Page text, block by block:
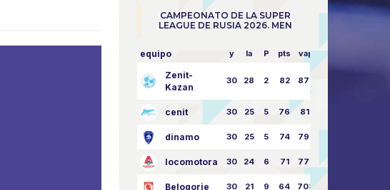
CAMPEONATO DE LA SUPER
LEAGUE DE RUSIA 2026. MEN
equipo y la P pts vapor
Zenit-
Kazan
30 28 2 82 87:24
cenit 30 25 5 76 81:21
dinamo 30 25 5 74 79:26
locomotora 30 24 6 71 77:33
Belogorie 30 21 9 64 70:40